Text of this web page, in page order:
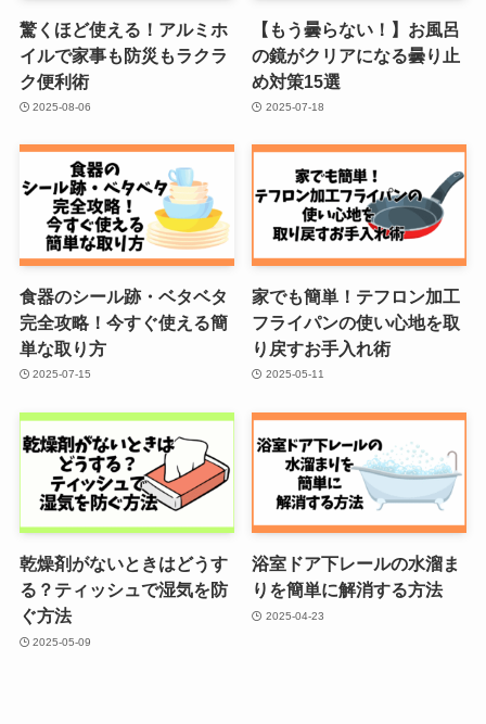
驚くほど使える！アルミホ
イルで家事も防災もラクラ
ク便利術
2025-08-06
【もう曇らない！】お風呂
の鏡がクリアになる曇り止
め対策15選
2025-07-18
食器のシール跡・ベタベタ
完全攻略！今すぐ使える簡
単な取り方
2025-07-15
家でも簡単！テフロン加工
フライパンの使い心地を取
り戻すお手入れ術
2025-05-11
乾燥剤がないときはどうす
る？ティッシュで湿気を防
ぐ方法
2025-05-09
浴室ドア下レールの水溜ま
りを簡単に解消する方法
2025-04-23